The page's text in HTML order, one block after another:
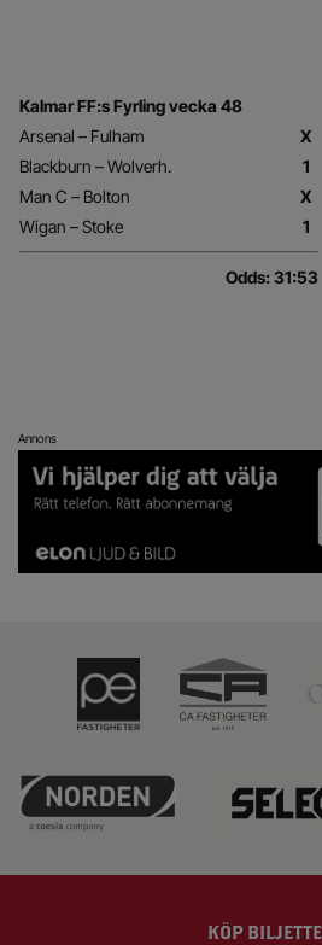
Kalmar FF:s Fyrling vecka 48
Arsenal – Fulham
X
Blackburn – Wolverh.
1
Man C – Bolton
X
Wigan – Stoke
1
Odds: 31:53
Annons
KÖP